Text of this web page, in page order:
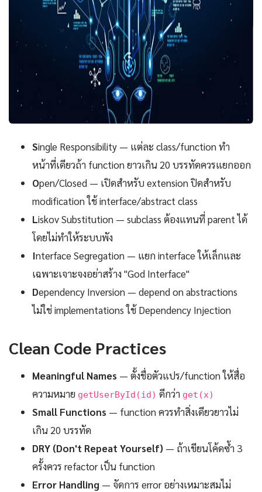
Single Responsibility — แต่ละ class/function ทำ
หน้าที่เดียวถ้า function ยาวเกิน 20 บรรทัดควรแยกออก
Open/Closed — เปิดสำหรับ extension ปิดสำหรับ
modification ใช้ interface/abstract class
Liskov Substitution — subclass ต้องแทนที่ parent ได้
โดยไม่ทำให้ระบบพัง
Interface Segregation — แยก interface ให้เล็กและ
เฉพาะเจาะจงอย่าสร้าง "God Interface"
Dependency Inversion — depend on abstractions
ไม่ใช่ implementations ใช้ Dependency Injection
Clean Code Practices
Meaningful Names — ตั้งชื่อตัวแปร/function ให้สื่อ
ความหมาย getUserById(id) ดีกว่า get(x)
Small Functions — function ควรทำสิ่งเดียวยาวไม่
เกิน 20 บรรทัด
DRY (Don't Repeat Yourself) — ถ้าเขียนโค้ดซ้ำ 3
ครั้งควร refactor เป็น function
Error Handling — จัดการ error อย่างเหมาะสมไม่